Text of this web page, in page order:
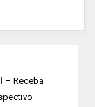
– Receba